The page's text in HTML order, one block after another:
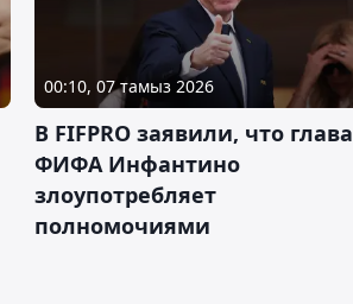
00:10, 07 тамыз 2026
В FIFPRO заявили, что глава
ФИФА Инфантино
злоупотребляет
полномочиями